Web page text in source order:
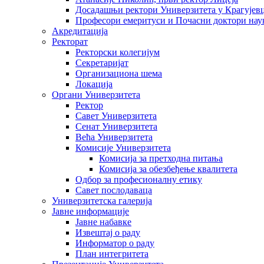
Досадашњи ректори Универзитета у
Професори емеритуси и Почасни доктори
Акредитација
Ректорат
Ректорски колегијум
Секретаријат
Организациона шема
Локација
Органи Универзитета
Ректор
Савет Универзитета
Сенат Универзитета
Већа Универзитета
Комисије Универзитета
Комисија за претходна питања
Комисија за обезбеђење квалитета
Одбор за професионалну етику
Савет послодаваца
Универзитетска галерија
Јавне информације
Јавне набавке
Извештај о раду
Информатор о раду
План интегритета